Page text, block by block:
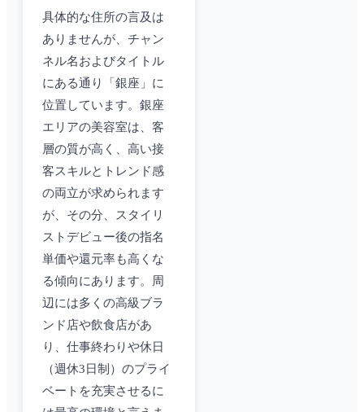
具体的な住所の言及は
ありませんが、チャン
ネル名およびタイトル
にある通り「銀座」に
位置しています。銀座
エリアの美容室は、客
層の質が高く、高い接
客スキルとトレンド感
の両立が求められます
が、その分、スタイリ
ストデビュー後の指名
単価や還元率も高くな
る傾向にあります。周
辺には多くの高級ブラ
ンド店や飲食店があ
り、仕事終わりや休日
（週休3日制）のプライ
ベートを充実させるに